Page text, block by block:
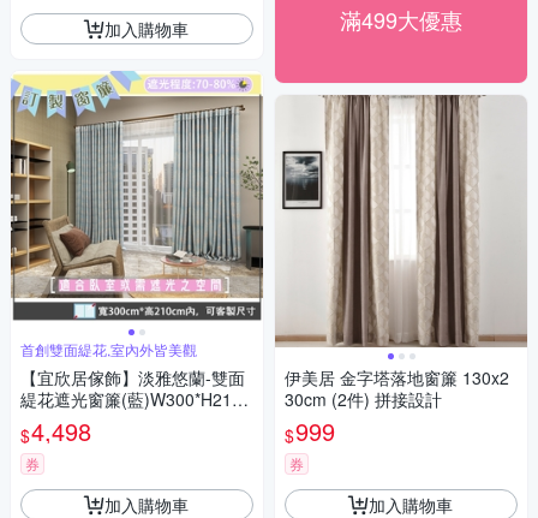
加入購物車
首創雙面緹花,室內外皆美觀
【宜欣居傢飾】淡雅悠蘭-雙面
緹花遮光窗簾(藍)W300*H210c
m以內可指定尺寸/遮光/摺景/落
地/窗簾/台灣製MIT
$4,498
券
加入購物車
滿499大優惠
伊美居 金字塔落地窗簾 130x2
30cm (2件) 拼接設計
$999
券
加入購物車